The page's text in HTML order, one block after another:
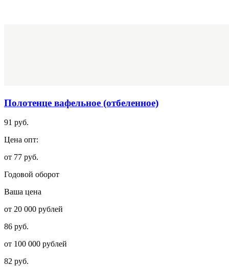
Полотенце вафельное (отбеленное)
91 руб.
Цена опт:
от 77 руб.
Годовой оборот
Ваша цена
от 20 000 рублей
86 руб.
от 100 000 рублей
82 руб.